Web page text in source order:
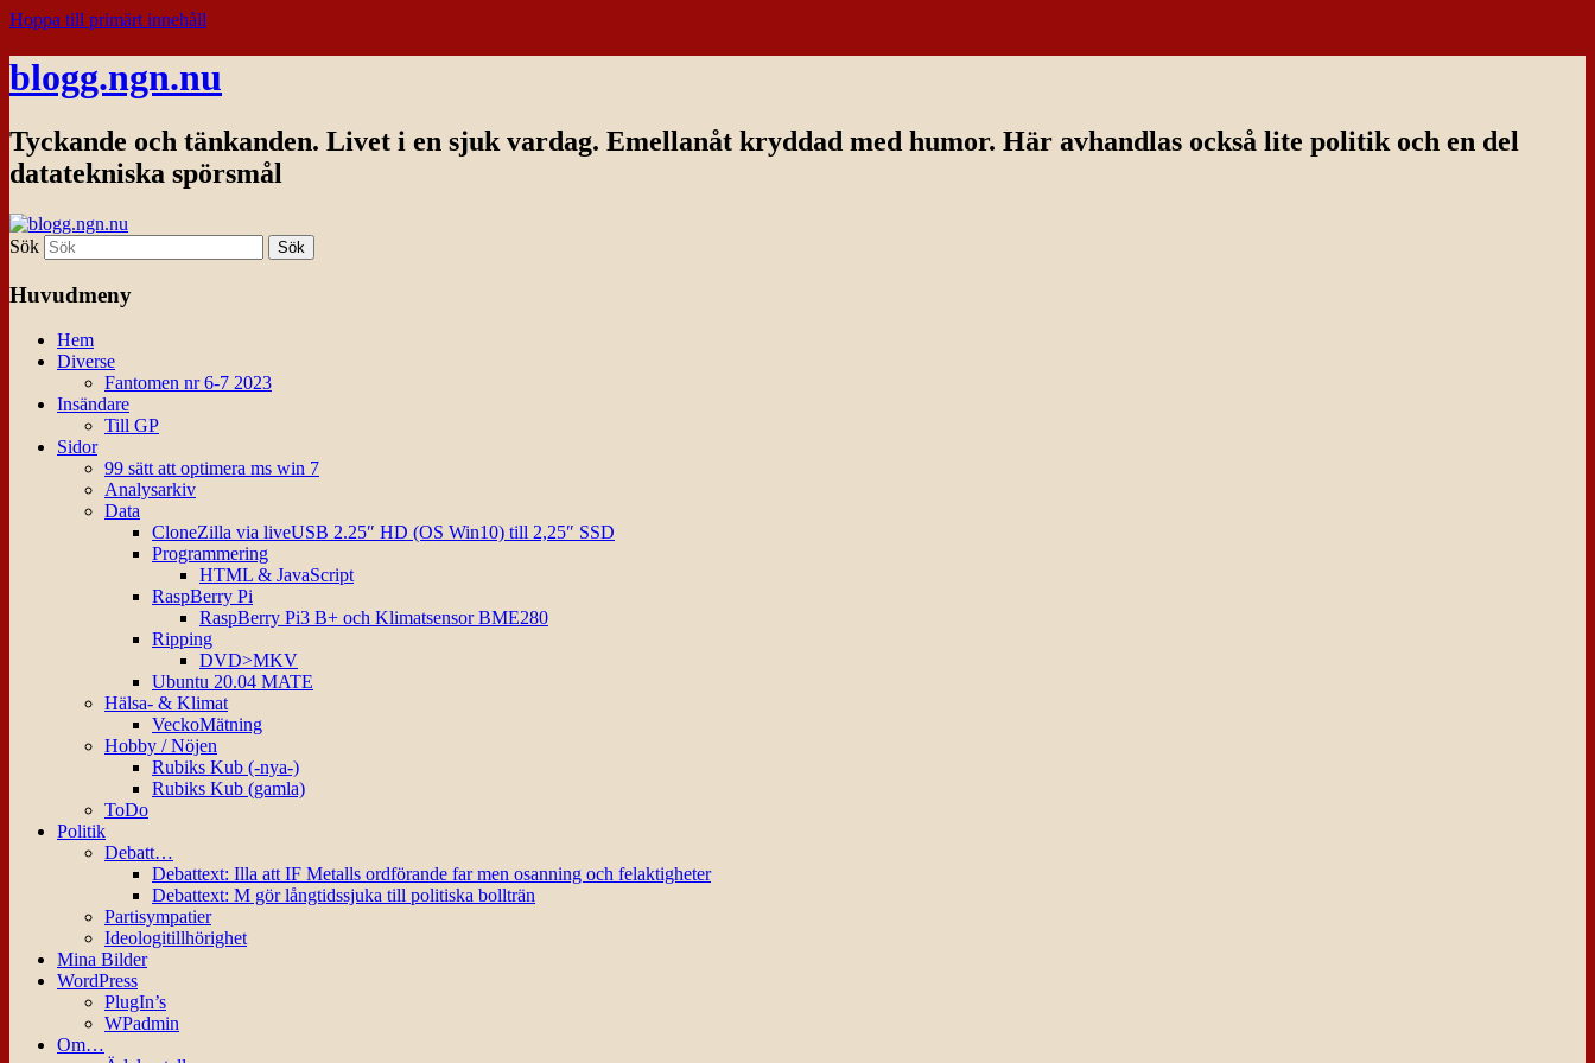
Hoppa till primärt innehåll
blogg.ngn.nu
Tyckande och tänkanden. Livet i en sjuk vardag. Emellanåt kryddad med humor. Här avhandlas också lite politik och en del
datatekniska spörsmål
Sök
Huvudmeny
Hem
Diverse
Fantomen nr 6-7 2023
Insändare
Till GP
Sidor
99 sätt att optimera ms win 7
Analysarkiv
Data
CloneZilla via liveUSB 2.25″ HD (OS Win10) till 2,25″ SSD
Programmering
HTML & JavaScript
RaspBerry Pi
RaspBerry Pi3 B+ och Klimatsensor BME280
Ripping
DVD>MKV
Ubuntu 20.04 MATE
Hälsa- & Klimat
VeckoMätning
Hobby / Nöjen
Rubiks Kub (-nya-)
Rubiks Kub (gamla)
ToDo
Politik
Debatt…
Debattext: Illa att IF Metalls ordförande far men osanning och felaktigheter
Debattext: M gör långtidssjuka till politiska bollträn
Partisympatier
Ideologitillhörighet
Mina Bilder
WordPress
PlugIn’s
WPadmin
Om…